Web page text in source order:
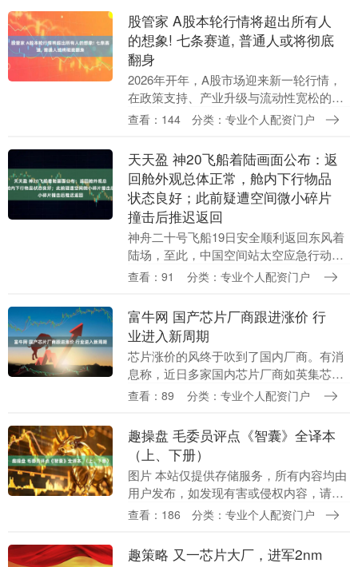
和收藏夹来了场“....
股管家 A股本轮行情将超出所有人
的想象! 七条赛道, 普通人或将彻底
翻身
2026年开年，A股市场迎来新一轮行情，
在政策支持、产业升级与流动性宽松的三
重驱动下，新质生产力相关赛道持续走
会显著。很多人....
查看：144 分类：专业个人配资门户
天天盈 神20飞船着陆画面公布：返
回舱外观总体正常，舱内下行物品
状态良好；此前疑遭空间微小碎片
撞击后推迟返回
神舟二十号飞船19日安全顺利返回东风着
陆场，至此，中国空间站太空应急行动主
要任务圆满完成。 1月19日，神舟二十号
场检查确认....
查看：91 分类：专业个人配资门户
富牛网 国产芯片厂商跟进涨价 行
业进入新周期
芯片涨价的风终于吹到了国内厂商。有消
息称，近日多家国内芯片厂商如英集芯
（688209.SH）、美芯晟（688458.SH）
前....
查看：89 分类：专业个人配资门户
趣操盘 毛委员评点《智囊》全译本
（上、下册）
图片 本站仅提供存储服务，所有内容均由
用户发布，如发现有害或侵权内容，请点
击举报。....
查看：186 分类：专业个人配资门户
趣策略 又一芯片大厂，进军2nm